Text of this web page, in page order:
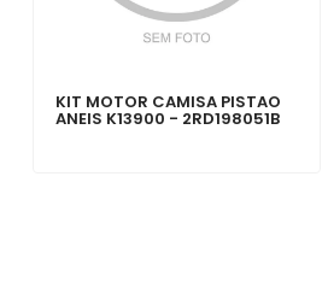
KIT MOTOR CAMISA PISTAO
ANEIS K13900 - 2RD198051B